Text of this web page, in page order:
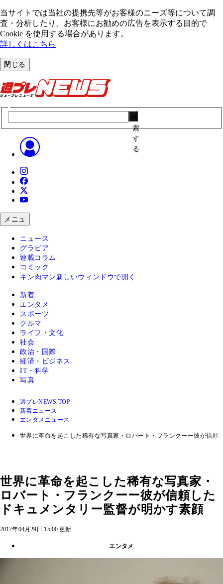
当サイトでは当社の提携先等がお客様のニーズ等について調
査・分析したり、お客様にお勧めの広告を表⽰する⽬的で
Cookie を使⽤する場合があります。
詳しくはこちら
閉じる
索
す
る
メニュ
ニュース
グラビア
連載コラム
コミック
キン肉マン 新しいウィンドウで開く
新着
エンタメ
スポーツ
クルマ
ライフ・文化
社会
政治・国際
経済・ビジネス
IT・科学
写真
週プレNEWS TOP
新着ニュース
エンタメニュース
世界に革命を起こした稀有な写真家・ロバート・フランクーー彼が信頼
世界に革命を起こした稀有な写真家・
ロバート・フランクーー彼が信頼した
ドキュメンタリー監督が明かす素顔
2017年04月29日 15:00 更新
エンタメ